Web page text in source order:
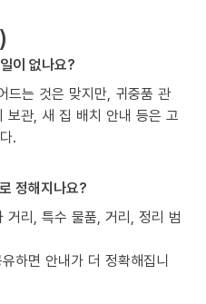
이 없나요?
드는 것은 맞지만, 귀중품 관
보관, 새 집 배치 안내 등은 고
.
정해지나요?
리, 특수 물품, 거리, 정리 범
하면 안내가 더 정확해집니